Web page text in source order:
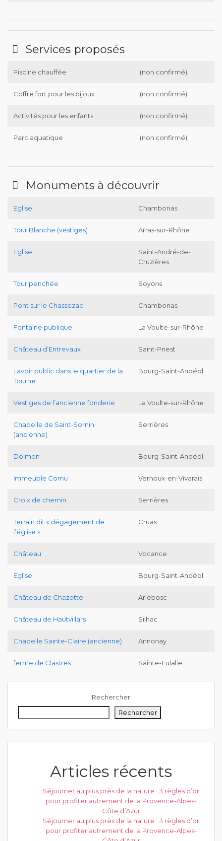
Services proposés
Piscine chauffée (non confirmé)
Coffre fort pour les bijoux (non confirmé)
Activités pour les enfants (non confirmé)
Parc aquatique (non confirmé)
Monuments à découvrir
Eglise Chambonas
Tour Blanche (vestiges) Arras-sur-Rhône
Eglise
Saint-André-de-
Cruzières
Tour penchée Soyons
Pont sur le Chassezac Chambonas
Fontaine publique La Voulte-sur-Rhône
Château d’Entrevaux Saint-Priest
Lavoir public dans le quartier de la
Tourne
Bourg-Saint-Andéol
Vestiges de l’ancienne fonderie La Voulte-sur-Rhône
Chapelle de Saint-Sornin
(ancienne)
Serrières
Dolmen Bourg-Saint-Andéol
Immeuble Cornu Vernoux-en-Vivarais
Croix de chemin Serrières
Terrain dit « dégagement de
l’église »
Cruas
Château Vocance
Eglise Bourg-Saint-Andéol
Château de Chazotte Arlebosc
Château de Hautvillars Silhac
Chapelle Sainte-Claire (ancienne) Annonay
ferme de Clastres Sainte-Eulalie
Rechercher
Rechercher
Articles récents
Séjourner au plus près de la nature : 3 règles d’or
pour profiter autrement de la Provence-Alpes-
Côte d’Azur
Séjourner au plus près de la nature : 3 règles d’or
pour profiter autrement de la Provence-Alpes-